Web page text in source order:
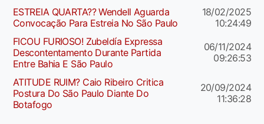
ESTREIA QUARTA?? Wendell Aguarda
Convocação Para Estreia No São Paulo
18/02/2025
10:24:49
FICOU FURIOSO! Zubeldía Expressa
Descontentamento Durante Partida
Entre Bahia E São Paulo
06/11/2024
09:26:53
ATITUDE RUIM? Caio Ribeiro Critica
Postura Do São Paulo Diante Do
Botafogo
20/09/2024
11:36:28